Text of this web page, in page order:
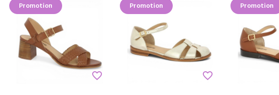
Promotion
favorite_border
Promotion
favorite_border
Promotion